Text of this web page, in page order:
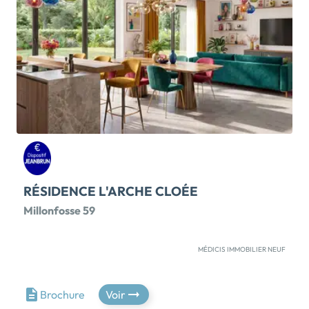
au quotidien et maîtrise des consommations. Chaque
maison comprend une belle pièce de vie lumineuse
avec cuisine ouverte, 3 chambres à l'étage ainsi
qu'une salle de bains fonctionnelle. À l'extérieur,
profitez d'un jardin privatif clôturé et engazonné,
idéal pour partager des moments en famille ou entre
amis. Deux places de stationnement complètent les
prestations. Bénéficiez également d'un avantage
financier majeur avec 30 000 euros de subvention à
déduire du prix de vente affiché, ainsi que de la
possibilité […] Voir le programme immobilier neuf >>
RÉSIDENCE L'ARCHE CLOÉE
Millonfosse 59
MÉDICIS IMMOBILIER NEUF
calme, pratique et parfaitement connecté. La
Brochure Voir